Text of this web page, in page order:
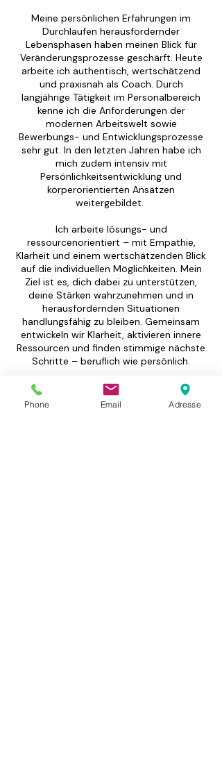
Meine persönlichen Erfahrungen im
Durchlaufen herausfordernder
Lebensphasen haben meinen Blick für
Veränderungsprozesse geschärft. Heute
arbeite ich authentisch, wertschätzend
und praxisnah als Coach. Durch
langjährige Tätigkeit im Personalbereich
kenne ich die Anforderungen der
modernen Arbeitswelt sowie
Bewerbungs- und Entwicklungsprozesse
sehr gut. In den letzten Jahren habe ich
mich zudem intensiv mit
Persönlichkeitsentwicklung und
körperorientierten Ansätzen
weitergebildet.
Ich arbeite lösungs- und
ressourcenorientiert – mit Empathie,
Klarheit und einem wertschätzenden Blick
auf die individuellen Möglichkeiten. Mein
Ziel ist es, dich dabei zu unterstützen,
deine Stärken wahrzunehmen und in
herausfordernden Situationen
handlungsfähig zu bleiben. Gemeinsam
entwickeln wir Klarheit, aktivieren innere
Ressourcen und finden stimmige nächste
Schritte – beruflich wie persönlich.
Meine beruflichen Qualifikationen
Langjährige Tätigkeit im Personalwesen
Phone Email Adresse